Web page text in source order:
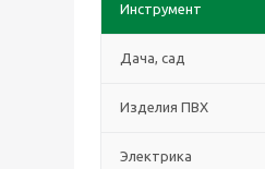
Инструмент
Дача, сад
Изделия ПВХ
Электрика